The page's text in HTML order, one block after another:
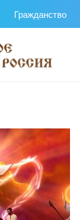
Гражданство